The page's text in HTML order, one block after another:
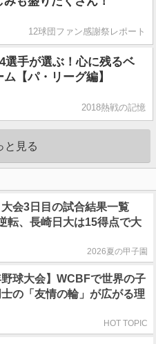
12球団ファン感謝祭レポート
選手が選ぶ！心に残るベ
【パ・リーグ編】
2018熱戦の記憶
と見る
大会3日目の試合結果一覧
転、長崎日大は15得点で大
2026夏の甲子園
野球大会】WCBFで世界の子
の「友情の輪」が広がる理
HOT TOPIC